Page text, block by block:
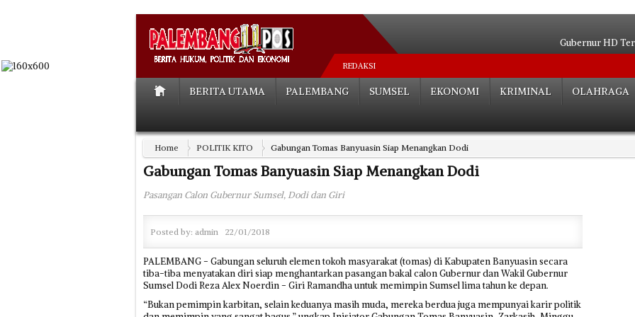
Gubernur HD
Cucu KH Zen Syukri
SAKIP Terbaik di Luar Pulau Jawa,
Bentuk Satgas, Targetkan Angka
HD Pastikan Atlet
REDAKSI
BERITA UTAMA PALEMBANG SUMSEL EKONOMI KRIMINAL OLAHRAGA
Home POLITIK KITO Gabungan Tomas Banyuasin Siap Menangkan Dodi
Gabungan Tomas Banyuasin Siap Menangkan Dodi
Pasangan Calon Gubernur Sumsel, Dodi dan Giri
Posted by: admin 22/01/2018
PALEMBANG - Gabungan seluruh elemen tokoh masyarakat (tomas) di Kabupaten Banyuasin secara
tiba-tiba menyatakan diri siap menghantarkan pasangan bakal calon Gubernur dan Wakil Gubernur
Sumsel Dodi Reza Alex Noerdin - Giri Ramandha untuk memimpin Sumsel lima tahun ke depan.
“Bukan pemimpin karbitan, selain keduanya masih muda, mereka berdua juga mempunyai karir politik